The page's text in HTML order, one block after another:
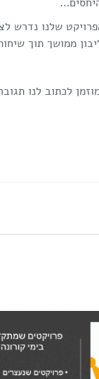
שלנו נדרש
ממושך תוך
לכתוב לנו